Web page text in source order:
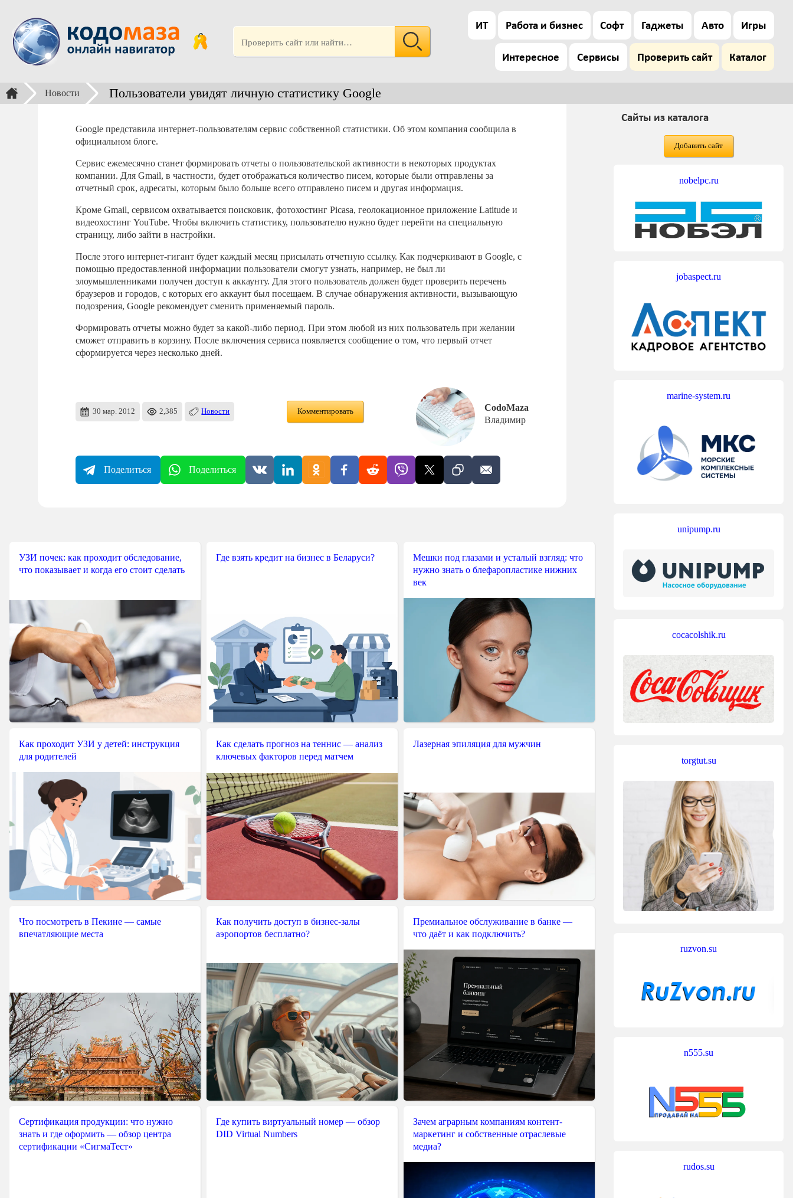
ИТ Работа и бизнес Софт Гаджеты Авто Игры
Интересное Сервисы Проверить сайт Каталог
Новости Пользователи увидят личную статистику Google
Google представила интернет-пользователям сервис собственной статистики. Об этом компания сообщила в
официальном блоге.
Сервис ежемесячно станет формировать отчеты о пользовательской активности в некоторых продуктах
компании. Для Gmail, в частности, будет отображаться количество писем, которые были отправлены за
отчетный срок, адресаты, которым было больше всего отправлено писем и другая информация.
Кроме Gmail, сервисом охватывается поисковик, фотохостинг Picasa, геолокационное приложение Latitude и
видеохостинг YouTube. Чтобы включить статистику, пользователю нужно будет перейти на специальную
страницу, либо зайти в настройки.
После этого интернет-гигант будет каждый месяц присылать отчетную ссылку. Как подчеркивают в Google, с
помощью предоставленной информации пользователи смогут узнать, например, не был ли
злоумышленниками получен доступ к аккаунту. Для этого пользователь должен будет проверить перечень
браузеров и городов, с которых его аккаунт был посещаем. В случае обнаружения активности, вызывающую
подозрения, Google рекомендует сменить применяемый пароль.
Формировать отчеты можно будет за какой-либо период. При этом любой из них пользователь при желании
сможет отправить в корзину. После включения сервиса появляется сообщение о том, что первый отчет
сформируется через несколько дней.
30 мар. 2012 2,385 Новости Комментировать
CodoMaza
Владимир
Поделиться Поделиться
УЗИ почек: как проходит обследование,
что показывает и когда его стоит сделать
Где взять кредит на бизнес в Беларуси?
Мешки под глазами и усталый взгляд: что
нужно знать о блефаропластике нижних
век
Как проходит УЗИ у детей: инструкция
для родителей
Как сделать прогноз на теннис — анализ
ключевых факторов перед матчем
Лазерная эпиляция для мужчин
Что посмотреть в Пекине — самые
впечатляющие места
Как получить доступ в бизнес-залы
аэропортов бесплатно?
Премиальное обслуживание в банке —
что даёт и как подключить?
Сертификация продукции: что нужно
знать и где оформить — обзор центра
сертификации «СигмаТест»
Где купить виртуальный номер — обзор
DID Virtual Numbers
Зачем аграрным компаниям контент-
маркетинг и собственные отраслевые
медиа?
Сайты из каталога
Добавить сайт
nobelpc.ru
jobaspect.ru
marine-system.ru
unipump.ru
cocacolshik.ru
torgtut.su
ruzvon.su
n555.su
rudos.su